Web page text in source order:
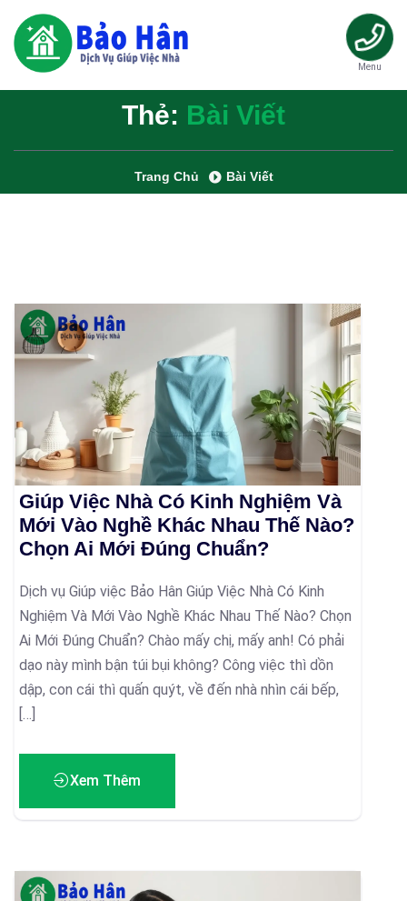
Menu
Thẻ: Bài Viết
Trang Chủ Bài Viết
Giúp Việc Nhà Có Kinh Nghiệm Và
Mới Vào Nghề Khác Nhau Thế Nào?
Chọn Ai Mới Đúng Chuẩn?
Dịch vụ Giúp việc Bảo Hân Giúp Việc Nhà Có Kinh
Nghiệm Và Mới Vào Nghề Khác Nhau Thế Nào? Chọn
Ai Mới Đúng Chuẩn? Chào mấy chị, mấy anh! Có phải
dạo này mình bận túi bụi không? Công việc thì dồn
dập, con cái thì quấn quýt, về đến nhà nhìn cái bếp,
[…]
Xem Thêm